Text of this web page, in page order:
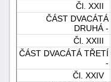
Čl. XXII
ČÁST DVACÁTÁ
DRUHÁ -
Čl. XXIII
ČÁST DVACÁTÁ TŘETÍ
-
Čl. XXIV